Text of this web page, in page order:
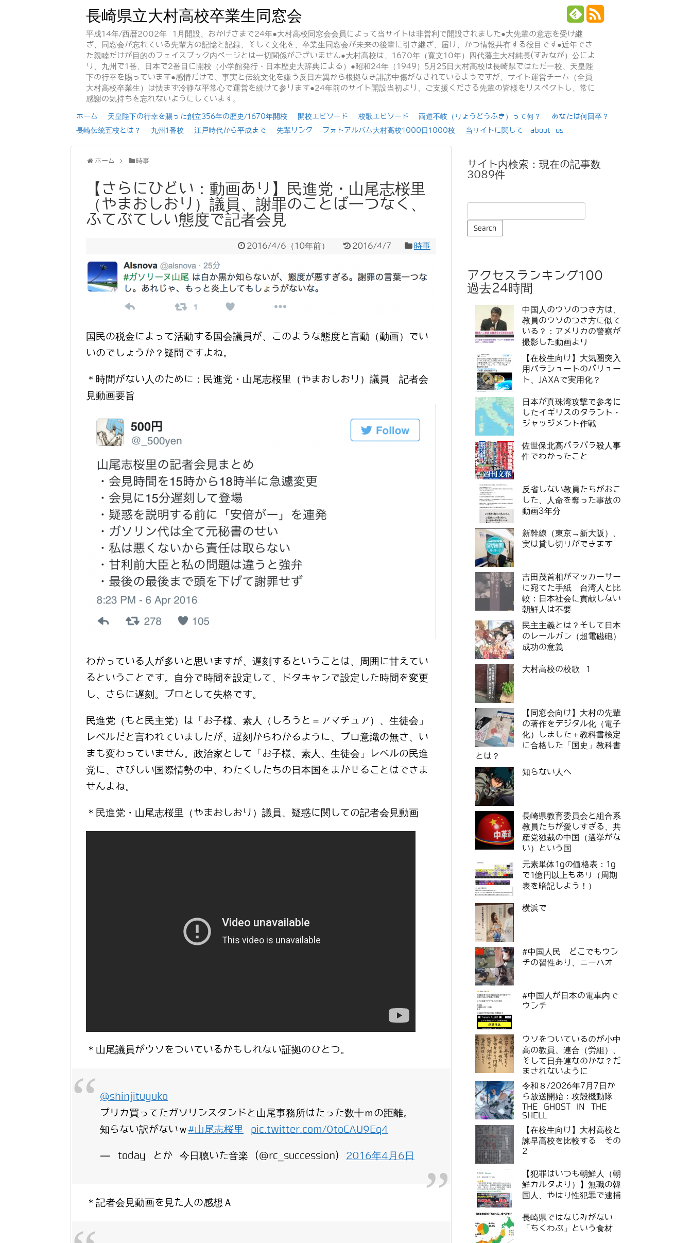
長崎県立大村高校卒業生同窓会
平成14年/西暦2002年 1月開設、おかげさまで24年●大村高校同窓会会員によって当サイトは非営利で開設されました●大先輩の意志を受け継
ぎ、同窓会が忘れている先輩方の記憶と記録、そして文化を、卒業生同窓会が未来の後輩に引き継ぎ、届け、かつ情報共有する役目です●近年でき
た親睦だけが目的のフェイスブック内ページとは一切関係がございません●大村高校は、1670年（寛文10年）四代藩主大村純長(すみなが）公によ
り、九州で1番、日本で2番目に開校（小学館発行・日本歴史大辞典による）●昭和24年（1949）5月25日大村高校は長崎県ではただ一校、天皇陛
下の行幸を賜っています●感情だけで、事実と伝統文化を嫌う反日左翼から根拠なき誹謗中傷がなされているようですが、サイト運営チーム（全員
大村高校卒業生）は怯まず冷静な平常心で運営を続けて参ります●24年前のサイト開設当初より、ご支援くださる先輩の皆様をリスペクトし、常に
感謝の気持ちを忘れないようにしています。
ホーム 天皇陛下の行幸を賜った創立356年の歴史/1670年開校 開校エピソード 校歌エピソード 両道不岐（りょうどうふき）って何？
あなたは何回卒？
長崎伝統五校とは？
九州1番校 江戸時代から平成まで 先輩リンク フォトアルバム大村高校1000日1000枚 当サイトに関して about us
ホーム 時事
【さらにひどい：動画あり】民進党・山尾志桜里
（やまおしおり）議員、謝罪のことば一つなく、
ふてぶてしい態度で記者会見
2016/4/6 （10年前） 2016/4/7 時事
国民の税金によって活動する国会議員が、このような態度と言動（動画）でい
いのでしょうか？疑問ですよね。
＊時間がない人のために：民進党・山尾志桜里（やまおしおり）議員 記者会
見動画要旨
わかっている人が多いと思いますが、遅刻するということは、周囲に甘えてい
るということです。自分で時間を設定して、ドタキャンで設定した時間を変更
し、さらに遅刻。プロとして失格です。
民進党（もと民主党）は「お子様、素人（しろうと＝アマチュア）、生徒会」
レベルだと言われていましたが、遅刻からわかるように、プロ意識の無さ、い
まも変わっていません。政治家として「お子様、素人、生徒会」レベルの民進
党に、きびしい国際情勢の中、わたくしたちの日本国をまかせることはできま
せんよね。
＊民進党・山尾志桜里（やまおしおり）議員、疑惑に関しての記者会見動画
＊山尾議員がウソをついているかもしれない証拠のひとつ。
@shinjituyuko
プリカ買ってたガソリンスタンドと山尾事務所はたった数十ｍの距離。
知らない訳がないｗ#山尾志桜里 pic.twitter.com/0toCAU9Eq4
— today とか 今日聴いた音楽 (@rc_succession) 2016年4月6日
＊記者会見動画を見た人の感想Ａ
サイト内検索：現在の記事数
3089件
アクセスランキング100
過去24時間
中国人のウソのつき方は、
教員のウソのつき方に似て
いる？：アメリカの警察が
撮影した動画より
【在校生向け】大気圏突入
用パラシュートのバリュー
ト、JAXAで実用化？
日本が真珠湾攻撃で参考に
したイギリスのタラント・
ジャッジメント作戦
佐世保北高バラバラ殺人事
件でわかったこと
反省しない教員たちがおこ
した、人命を奪った事故の
動画3年分
新幹線（東京→新大阪）、
実は貸し切りができます
吉田茂首相がマッカーサー
に宛てた手紙 台湾人と比
較：日本社会に貢献しない
朝鮮人は不要
民主主義とは？そして日本
のレールガン（超電磁砲）
成功の意義
大村高校の校歌 1
【同窓会向け】大村の先輩
の著作をデジタル化（電子
化）しました＋教科書検定
に合格した「国史」教科書
とは？
知らない人へ
長崎県教育委員会と組合系
教員たちが愛しすぎる、共
産党独裁の中国（選挙がな
い）という国
元素単体1gの価格表：1g
で1億円以上もあり（周期
表を暗記しよう！）
横浜で
#中国人民 どこでもウン
チの習性あり、ニーハオ
#中国人が日本の電車内で
ウンチ
ウソをついているのが小中
高の教員、連合（労組）、
そして日弁連なのかな？だ
まされないように
令和８/2026年7月7日か
ら放送開始：攻殻機動隊
THE GHOST IN THE
SHELL
【在校生向け】大村高校と
諫早高校を比較する その
2
【犯罪はいつも朝鮮人（朝
鮮カルタより）】無職の韓
国人、やはり性犯罪で逮捕
長崎県ではなじみがない
「ちくわぶ」という食材